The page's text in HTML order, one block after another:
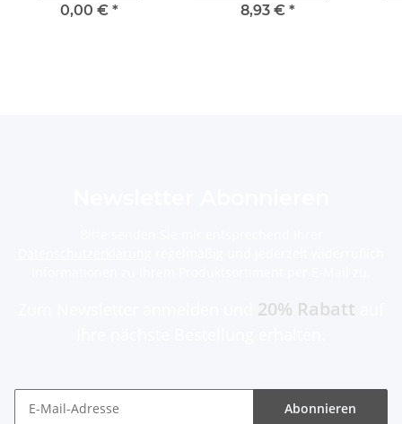
Warenkorb legen.
0,00 € *
L blau
8,93 € *
20% Rabatt
Abonnieren